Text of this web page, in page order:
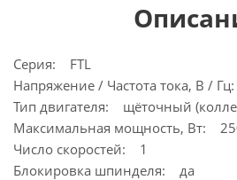
Серия: FTL
Напряжение / Частота тока, В /
Тип двигателя: щёточный
Максимальная мощность, Вт:
Число скоростей: 1
Блокировка шпинделя: да